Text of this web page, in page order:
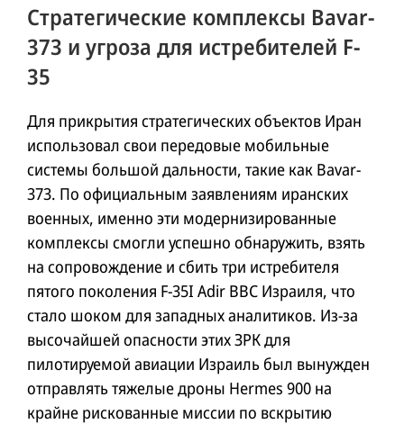
Стратегические комплексы Bavar-
373 и угроза для истребителей F-
35
Для прикрытия стратегических объектов Иран
использовал свои передовые мобильные
системы большой дальности, такие как Bavar-
373. По официальным заявлениям иранских
военных, именно эти модернизированные
комплексы смогли успешно обнаружить, взять
на сопровождение и сбить три истребителя
пятого поколения F-35I Adir ВВС Израиля, что
стало шоком для западных аналитиков. Из-за
высочайшей опасности этих ЗРК для
пилотируемой авиации Израиль был вынужден
отправлять тяжелые дроны Hermes 900 на
крайне рискованные миссии по вскрытию